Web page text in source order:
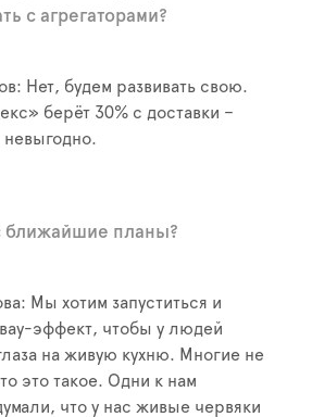
с агрегаторами?
Нет, будем развивать свою.
берёт 30% с доставки –
ближайшие планы?
Мы хотим запуститься и
эффект, чтобы у людей
на живую кухню. Многие не
это такое. Одни к нам
что у нас живые червяки